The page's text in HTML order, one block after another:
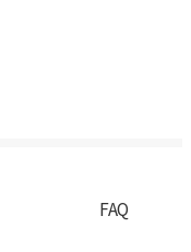
FAQ